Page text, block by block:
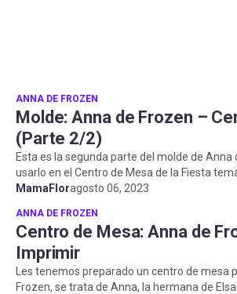
ANNA DE FROZEN
Molde: Anna de Frozen –
(Parte 2/2)
Esta es la segunda parte del molde de Anna
usarlo en el Centro de Mesa de la Fiesta
en la imagen p...
MamaFloragosto 06, 2023
ANNA DE FROZEN
Centro de Mesa: Anna de
Imprimir
Les tenemos preparado un centro de mesa
Frozen, se trata de Anna, la hermana de